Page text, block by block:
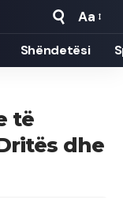
Font
Resizer
Aa
Shëndetësi
të
dhe